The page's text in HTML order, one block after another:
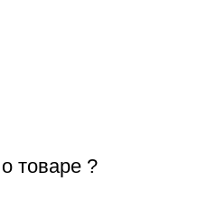
товаре ?